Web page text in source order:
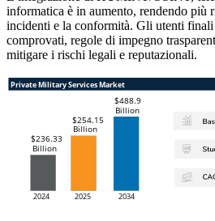
informatica è in aumento, rendendo più
incidenti e la conformità. Gli utenti
comprovati, regole di impegno
mitigare i rischi legali e reputazionali.